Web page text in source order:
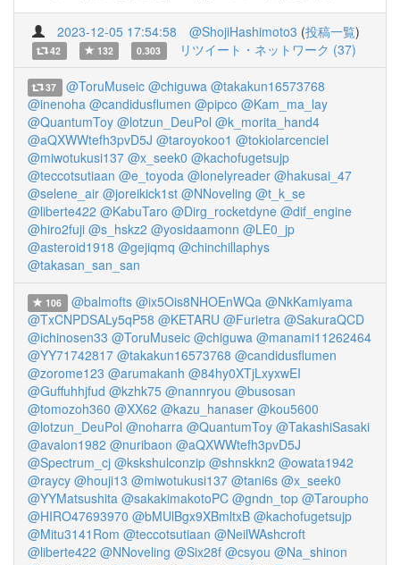
2023-12-05 17:54:58 @ShojiHashimoto3 (投稿一覧)
42 132 0.303 リツイート・ネットワーク (37)
37 @ToruMuseic @chiguwa @takakun16573768
@inenoha @candidusflumen @pipco @Kam_ma_lay
@QuantumToy @lotzun_DeuPol @k_morita_hand4
@aQXWWtefh3pvD5J @taroyokoo1 @tokiolarcenciel
@miwotukusi137 @x_seek0 @kachofugetsujp
@teccotsutiaan @e_toyoda @lonelyreader @hakusai_47
@selene_air @joreikick1st @NNoveling @t_k_se
@liberte422 @KabuTaro @Dirg_rocketdyne @dif_engine
@hiro2fuji @s_hskz2 @yosidaamonn @LE0_jp
@asteroid1918 @gejiqmq @chinchillaphys
@takasan_san_san
106 @balmofts @ix5Ois8NHOEnWQa @NkKamiyama
@TxCNPDSALy5qP58 @KETARU @Furietra @SakuraQCD
@ichinosen33 @ToruMuseic @chiguwa @manami11262464
@YY71742817 @takakun16573768 @candidusflumen
@zorome123 @arumakanh @84hy0XTjLxyxwEI
@Guffuhhjfud @kzhk75 @nannryou @busosan
@tomozoh360 @XX62 @kazu_hanaser @kou5600
@lotzun_DeuPol @noharra @QuantumToy @TakashiSasaki
@avalon1982 @nuribaon @aQXWWtefh3pvD5J
@Spectrum_cj @kskshulconzip @shnskkn2 @owata1942
@raycy @houji13 @miwotukusi137 @tani6s @x_seek0
@YYMatsushita @sakakimakotoPC @gndn_top @Taroupho
@HIRO47693970 @bMUlBgx9XBmltxB @kachofugetsujp
@Mitu3141Rom @teccotsutiaan @NeilWAshcroft
@liberte422 @NNoveling @Six28f @csyou @Na_shinon